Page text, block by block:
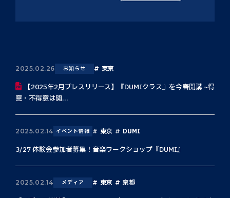
2025.02.26 お知らせ 東京
【2025年2月プレスリリース】『DUMIクラス』を今春開講 ~得
意・不得意は関...
2025.02.14 イベント情報 東京 DUMI
3/27 体験会参加者募集！音楽ワークショップ『DUMI』
2025.02.14 メディア 東京 京都